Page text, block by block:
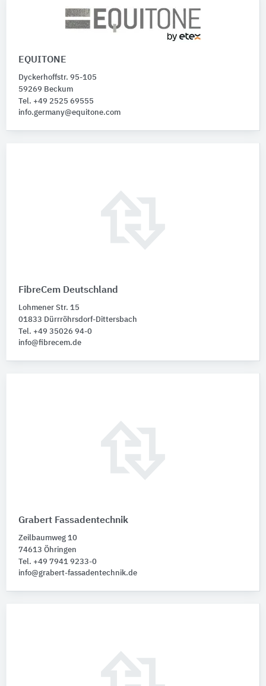
EQUITONE
Dyckerhoffstr. 95-105
59269 Beckum
Tel. +49 2525 69555
info.germany@equitone.com
FibreCem Deutschland
Lohmener Str. 15
01833 Dürrröhrsdorf-Dittersbach
Tel. +49 35026 94-0
info@fibrecem.de
Grabert Fassadentechnik
Zeilbaumweg 10
74613 Öhringen
Tel. +49 7941 9233-0
info@grabert-fassadentechnik.de